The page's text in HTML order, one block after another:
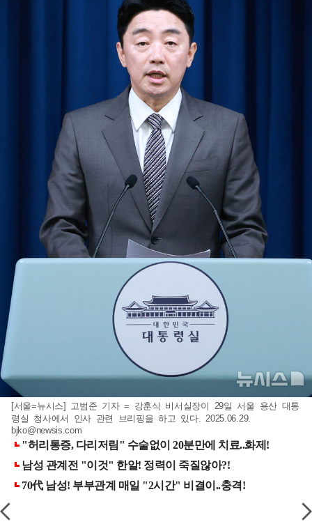
[서울=뉴시스] 고범준 기자 = 강훈식 비서실장이 29일 서울 용산 대통
령실 청사에서 인사 관련 브리핑을 하고 있다. 2025.06.29.
bjko@newsis.com